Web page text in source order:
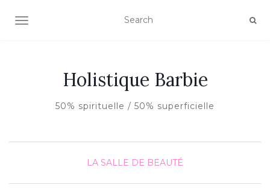
AFFICHER/MASQUER LA NAVIGATION
Holistique Barbie
50% spirituelle / 50% superficielle
LA SALLE DE BEAUTÉ